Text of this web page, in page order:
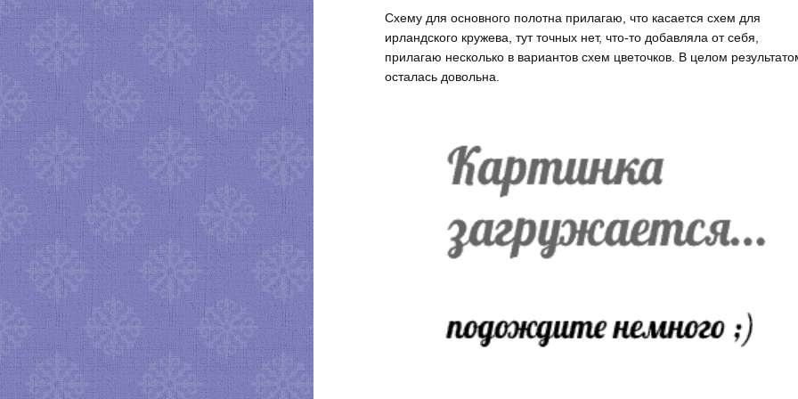
Схему для основного полотна прилагаю, что касается схем для
ирландского кружева, тут точных нет, что-то добавляла от себя,
прилагаю несколько в вариантов схем цветочков. В целом
осталась довольна.